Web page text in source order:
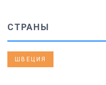
СТРАНЫ
ШВЕЦИЯ